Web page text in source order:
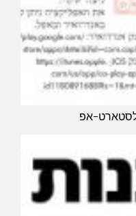
לסטארט-אפ